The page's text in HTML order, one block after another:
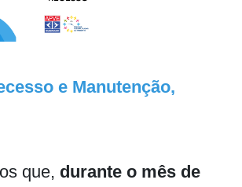
e Manutenção,
que, durante o mês de